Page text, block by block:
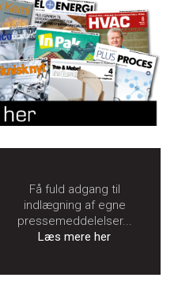
Få fuld adgang til
indlægning af egne
pressemeddelelser...
Læs mere her